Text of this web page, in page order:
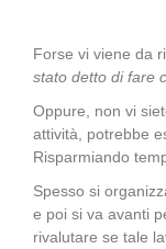
Forse vi viene da
stato detto di fare
Oppure, non vi
attività, potrebbe
Risparmiando
Spesso si
e poi si va avanti
rivalutare se tale